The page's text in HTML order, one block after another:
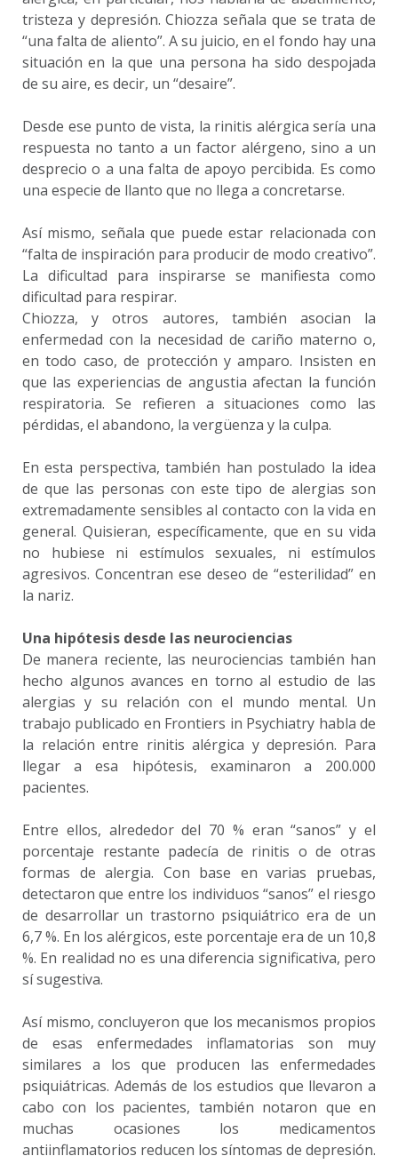
tristeza y depresión. Chiozza señala que se trata de
“una falta de aliento”. A su juicio, en el fondo hay una
situación en la que una persona ha sido despojada
de su aire, es decir, un “desaire”.
Desde ese punto de vista, la rinitis alérgica sería una
respuesta no tanto a un factor alérgeno, sino a un
desprecio o a una falta de apoyo percibida. Es como
una especie de llanto que no llega a concretarse.
Así mismo, señala que puede estar relacionada con
“falta de inspiración para producir de modo creativo”.
La dificultad para inspirarse se manifiesta como
dificultad para respirar.
Chiozza, y otros autores, también asocian la
enfermedad con la necesidad de cariño materno o,
en todo caso, de protección y amparo. Insisten en
que las experiencias de angustia afectan la función
respiratoria. Se refieren a situaciones como las
pérdidas, el abandono, la vergüenza y la culpa.
En esta perspectiva, también han postulado la idea
de que las personas con este tipo de alergias son
extremadamente sensibles al contacto con la vida en
general. Quisieran, específicamente, que en su vida
no hubiese ni estímulos sexuales, ni estímulos
agresivos. Concentran ese deseo de “esterilidad” en
la nariz.
Una hipótesis desde las neurociencias
De manera reciente, las neurociencias también han
hecho algunos avances en torno al estudio de las
alergias y su relación con el mundo mental. Un
trabajo publicado en Frontiers in Psychiatry habla de
la relación entre rinitis alérgica y depresión. Para
llegar a esa hipótesis, examinaron a 200.000
pacientes.
Entre ellos, alrededor del 70 % eran “sanos” y el
porcentaje restante padecía de rinitis o de otras
formas de alergia. Con base en varias pruebas,
detectaron que entre los individuos “sanos” el riesgo
de desarrollar un trastorno psiquiátrico era de un
6,7 %. En los alérgicos, este porcentaje era de un 10,8
%. En realidad no es una diferencia significativa, pero
sí sugestiva.
Así mismo, concluyeron que los mecanismos propios
de esas enfermedades inflamatorias son muy
similares a los que producen las enfermedades
psiquiátricas. Además de los estudios que llevaron a
cabo con los pacientes, también notaron que en
muchas ocasiones los medicamentos
antiinflamatorios reducen los síntomas de depresión.